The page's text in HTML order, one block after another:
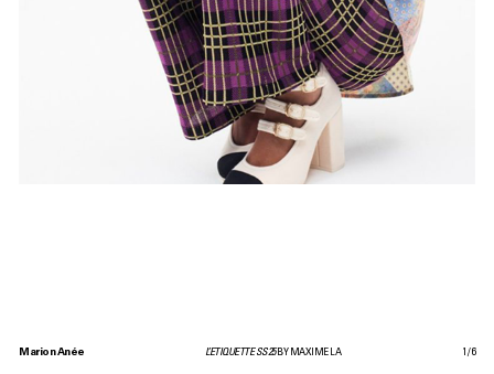
Marion Anée L’ETIQUETTE SS25BY MAXIME LA 1 /6